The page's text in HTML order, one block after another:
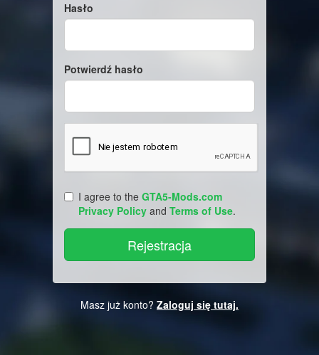
Hasło
Potwierdź hasło
I agree to the GTA5-Mods.com
Privacy Policy and Terms of Use.
Masz już konto? Zaloguj się tutaj.